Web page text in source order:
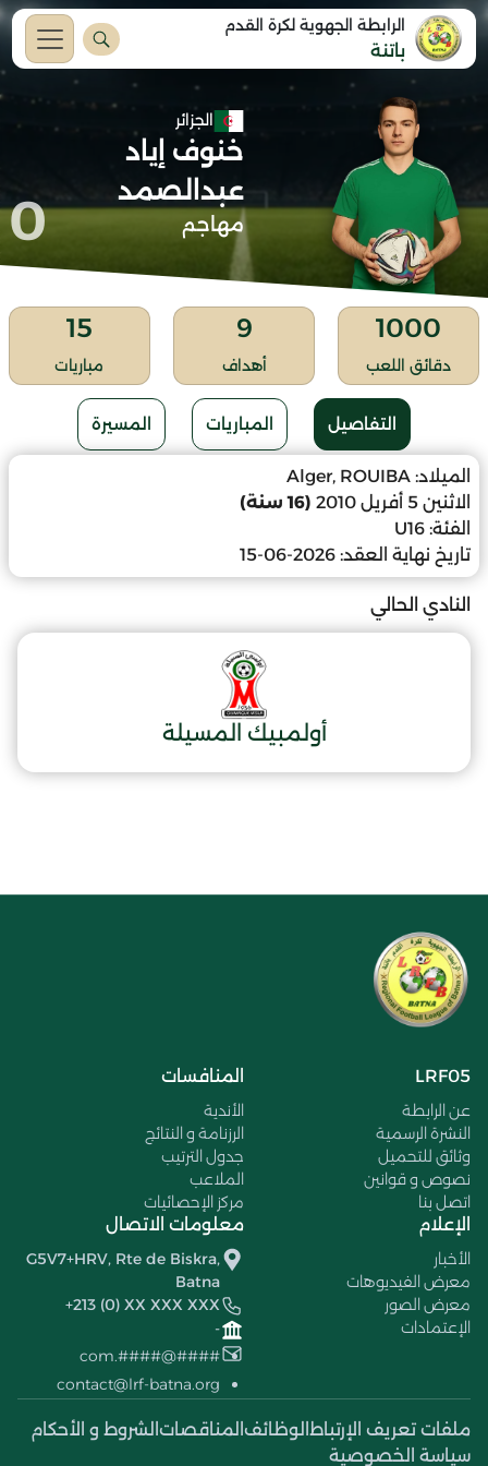
الرابطة الجهوية لكرة القدم
باتنة
الجزائر
خنوف إياد
عبدالصمد
مهاجم 0
1000
دقائق اللعب
9
أهداف
15
مباريات
التفاصيل المباريات المسيرة
الميلاد: Alger, ROUIBA
الاثنين 5 أفريل 2010
(16 سنة)
الفئة: U16
تاريخ نهاية العقد: 2026-06-15
النادي الحالي
أولمبيك المسيلة
LRF05
عن الرابطة
النشرة الرسمية
وثائق للتحميل
نصوص و قوانين
اتصل بنا
المنافسات
الأندية
الرزنامة و النتائج
جدول الترتيب
الملاعب
مركز الإحصائيات
الإعلام
الأخبار
معرض الفيديوهات
معرض الصور
الإعتمادات
معلومات الاتصال
G5V7+HRV, Rte de Biskra,
Batna
+213 (0) XX XXX XXX
-
####@####.com
contact@lrf-batna.org
ملفات تعريف الإرتباط الوظائف المناقصات الشروط و الأحكام
سياسة الخصوصية